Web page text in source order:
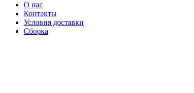
О нас
Контакты
Условия доставки
Сборка